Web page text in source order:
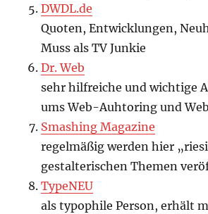
DWDL.de
Quoten, Entwicklungen,
Muss als TV Junkie
Dr. Web
sehr hilfreiche und wichtige
ums Web-Auhtoring und
Smashing Magazine
regelmäßig werden hier
gestalterischen Themen
TypeNEU
als typophile Person, erhält